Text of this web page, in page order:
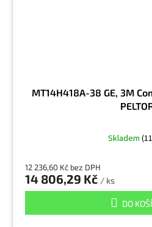
MT14H418A-38 GE, 3M
Skladem
12 236,60 Kč bez DPH
14 806,29 Kč / ks
DO